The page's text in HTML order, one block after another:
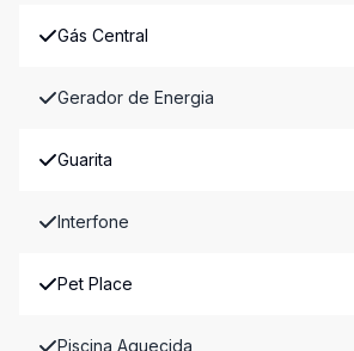
Gás Central
Gerador de Energia
Guarita
Interfone
Pet Place
Piscina Aquecida